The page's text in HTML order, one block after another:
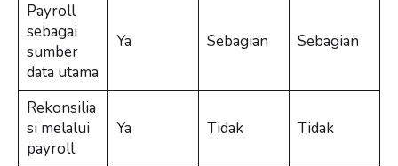
Payroll
sebagai
sumber
data utama
Ya Sebagian Sebagian
Rekonsilia
si melalui
payroll
Ya Tidak Tidak